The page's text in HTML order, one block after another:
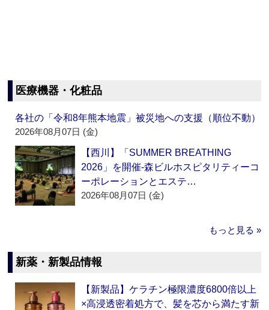
医療機器・化粧品
各社の「令和8年熊本地震」被災地への支援（順位不動）
2026年08月07日 (金)
【西川】「SUMMER BREATHING
2026」を開催‐森ビルホスピタリティーコ
ーポレーションとエステ…
2026年08月07日 (金)
もっと見る »
新薬・新製品情報
【新製品】ケラチン極限濃度6800倍以上
×高浸透密着処方で、髪を芯から満たす新